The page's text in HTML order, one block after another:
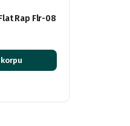
Rap Flr-08